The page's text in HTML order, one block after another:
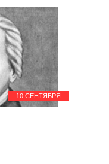
10 СЕНТЯБРЯ